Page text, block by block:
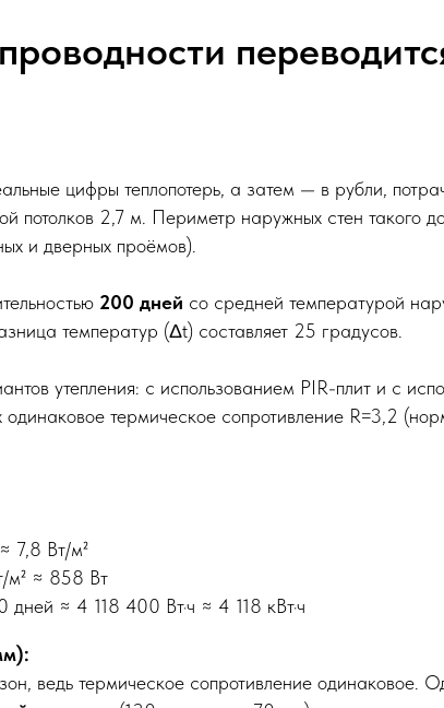
цифры теплопотерь, а затем — в рубли,
потолков 2,7 м. Периметр наружных стен такого
и дверных проёмов).
200 дней со средней температурой
температур (Δt) составляет 25 градусов.
утепления: с использованием PIR-плит и с
термическое сопротивление R=3,2
7,8 Вт/м²
м² ≈ 858 Вт
≈ 4 118 400 Вт·ч ≈ 4 118 кВт·ч
ведь термическое сопротивление одинаковое.